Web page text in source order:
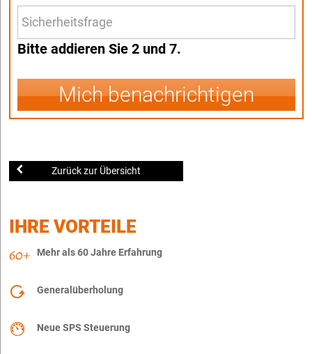
Bitte addieren Sie 2 und 7.
Mich benachrichtigen
Zurück zur Übersicht
IHRE VORTEILE
Mehr als 60 Jahre Erfahrung
Generalüberholung
Neue SPS Steuerung